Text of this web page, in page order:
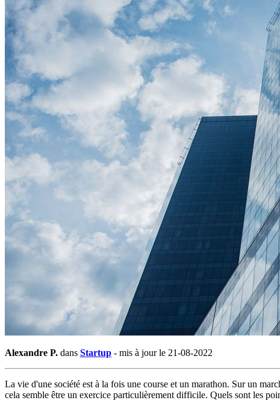
Alexandre P. dans Startup - mis à jour le 21-08-2022
La vie d'une société est à la fois une course et un marathon. Sur un
cela semble être un exercice particulièrement difficile. Quels sont les